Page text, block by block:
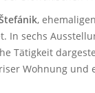
,
sechs
Tätigkeit
Wohnung und